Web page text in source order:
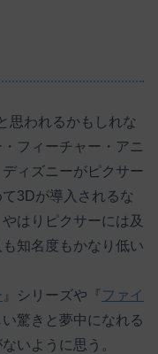
思われるかもしれな
フィーチャー・アニ
ィズニーがピクサー
3Dが導入されるな
はりピクサーには及
知名度もかなり低い
』シリーズや『 ファイ
驚きと夢中になれる
いように思う。